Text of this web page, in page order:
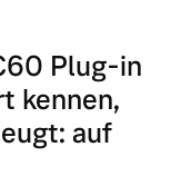
Plug-in
kennen,
auf